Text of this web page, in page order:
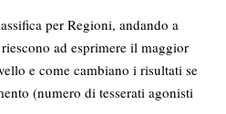
per Regioni, andando a
ad esprimere il maggior
e come cambiano i risultati se
(numero di tesserati agonisti